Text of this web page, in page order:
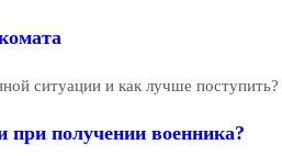
ситуации и как лучше поступить?
при получении военника?